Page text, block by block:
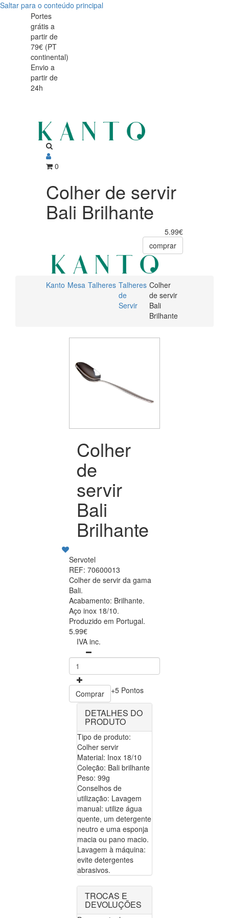
Saltar para o conteúdo principal
Colher
servir
Brilhante
Colher
servir
Brilhante
Portes
grátis a
partir de
79€ (PT
continental)
Envio a
partir de
24h
0
Colher de servir
Bali Brilhante
5.99€
comprar
Kanto Mesa Talheres Talheres
de
Servir
Colher
de servir
Bali
Brilhante
Colher
de
servir
Bali
Brilhante
Servotel
REF: 70600013
Colher de servir da gama
Bali.
Acabamento: Brilhante.
Aço inox 18/10.
Produzido em Portugal.
5.99€
IVA inc.
Comprar +5 Pontos
DETALHES DO
PRODUTO
Tipo de produto:
Colher servir
Material: Inox 18/10
Coleção: Bali brilhante
Peso: 99g
Conselhos de
utilização: Lavagem
manual: utilize água
quente, um detergente
neutro e uma esponja
macia ou pano macio.
Lavagem à máquina:
evite detergentes
abrasivos.
TROCAS E
DEVOLUÇÕES